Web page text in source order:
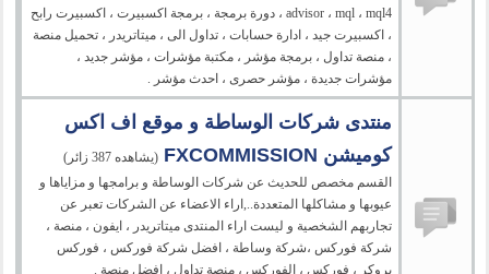
advisor ، mql ، mql4 ، دورة برمجة ، برمجة اكسبيرت ، اكسبيرت رابح
، اكسبيرت جيد ، ادارة حسابات ، تداول الى ، ميتاتريدر ، تحميل منصة
، منصة تداول ، برمجة مؤشر ، مكتبة مؤشرات ، مؤشر جديد ،
مؤشرات جديدة ، مؤشر حصرى ، احدث مؤشر .
منتدى شركات الوساطة و موقع اف اكس
كوميشن FXCOMMISSION
(يشاهده 387 زائر)
القسم مخصص للحديث عن شركات الوساطة و برامجها و مزاياها و
عيوبها و مشاكلها المتعددة..,اراء الاعضاء عن الشركات تعبر عن
تجاربهم الشخصية و ليست اراء المنتدى ميتاتريدر ، ايفون ، منصة ،
شركة فوركس ،شركة وساطة ، افضل شركة فوركس ، فوركس
بروكر ، فوركس ، الفوركس ، منصة تداول ، افضل منصة .